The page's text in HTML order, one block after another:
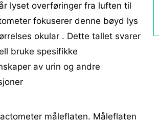
lyset overføringer fra luften til
fokuserer denne bøyd lys
okular . Dette tallet svarer
bruke spesifikke
av urin og andre
måleflaten. Måleflaten